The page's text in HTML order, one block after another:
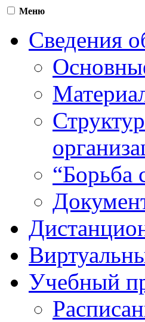
Меню
Сведения
“Борьба
Учебный